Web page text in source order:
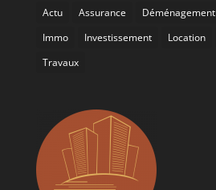
Actu Assurance Déménagement
Immo
Investissement Location
Travaux